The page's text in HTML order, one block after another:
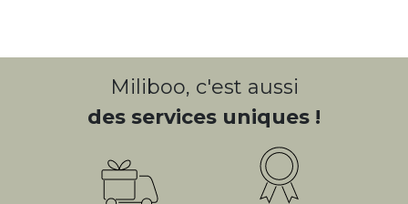
Miliboo, c'est aussi
des services uniques !